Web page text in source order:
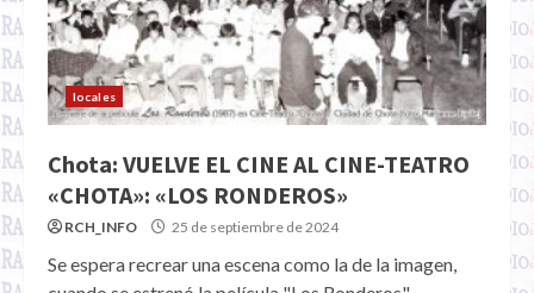
locales
Chota: VUELVE EL CINE AL CINE-TEATRO
«CHOTA»: «LOS RONDEROS»
RCH_INFO 25 de septiembre de 2024
Se espera recrear una escena como la de la imagen,